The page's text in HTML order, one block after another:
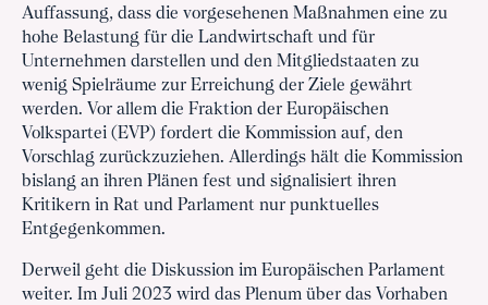
Auffassung, dass die vorgesehenen Maßnahmen eine zu
hohe Belastung für die Landwirtschaft und für
Unternehmen darstellen und den Mitgliedstaaten zu
wenig Spielräume zur Erreichung der Ziele gewährt
werden. Vor allem die Fraktion der Europäischen
Volkspartei (EVP) fordert die Kommission auf, den
Vorschlag zurückzuziehen. Allerdings hält die Kommission
bislang an ihren Plänen fest und signalisiert ihren
Kritikern in Rat und Parlament nur punktuelles
Entgegenkommen.
Derweil geht die Diskussion im Europäischen Parlament
weiter. Im Juli 2023 wird das Plenum über das Vorhaben